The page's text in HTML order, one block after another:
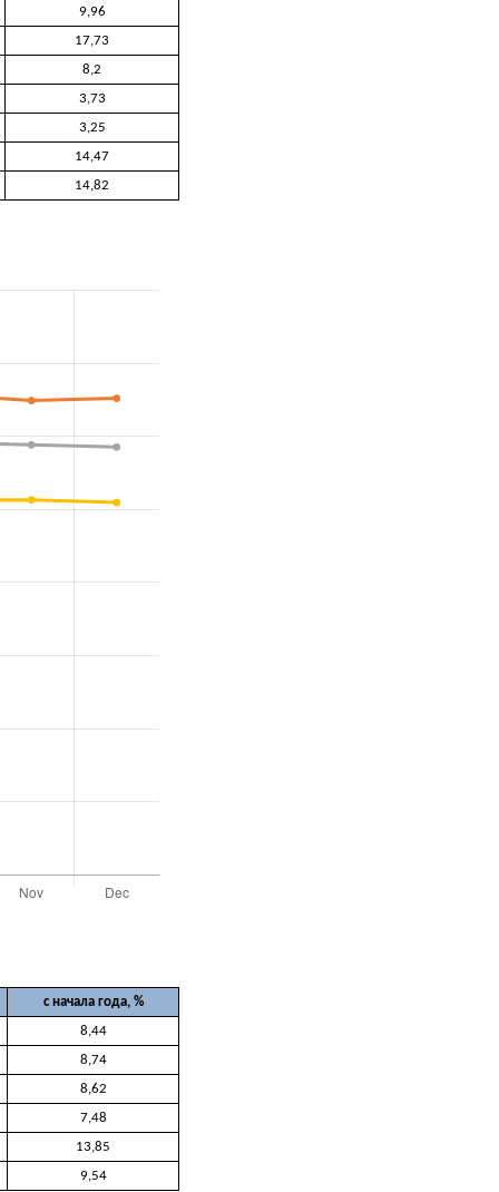
9,96
17,73
8,2
3,73
3,25
14,47
14,82
с начала года, %
8,44
8,74
8,62
7,48
13,85
9,54